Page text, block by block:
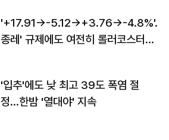
'+17.91→-5.12→+3.76→-4.8%'…'
종레' 규제에도 여전히 롤러코스터
'입추'에도 낮 최고 39도 폭염 절
정…한밤 '열대야' 지속